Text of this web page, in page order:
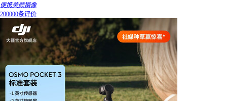
便携美颜摄像
200000条评价